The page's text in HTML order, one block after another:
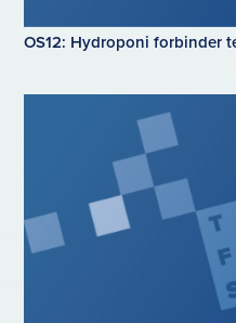
OS12: Hydroponi forbinder